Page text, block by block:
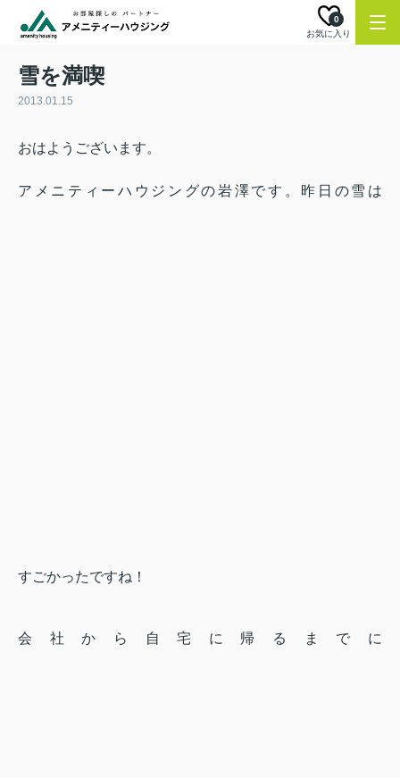
お気に入り
0
雪を満喫
2013.01.15
おはようございます。
アメニティーハウジングの岩澤です。昨日の雪は
すごかったですね！
会社から自宅に帰るまでに